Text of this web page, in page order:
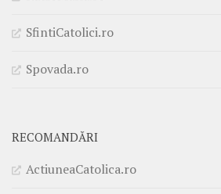
SfintiCatolici.ro
Spovada.ro
RECOMANDĂRI
ActiuneaCatolica.ro